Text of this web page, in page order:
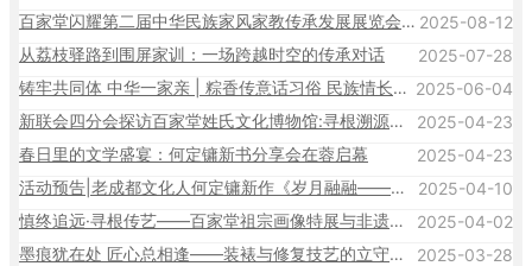
百家堂闪耀第二届中华民族家风家教传承发展展览会​：让家文化之光照亮更多心灵 2025-08-12
从荔枝驿路到围屏家训：一场跨越时空的传承对话
2025-07-28
铸牢共同体 中华一家亲 | 粽香传意话习俗 民族情长聚同心 2025-06-04
新联会四分会探访百家堂姓氏文化博物馆:寻根溯源话传承，共筑文化自信新纽带
2025-04-23
春日里的文学盛宴：何定镛新书分享会在蓉启幕
2025-04-23
活动预告|老成都文化人何定镛新作《岁月融融——何定镛作品选》分享会将在成都百家堂姓氏博物馆举行
2025-04-10
慎终追远·寻根传艺——百家堂祖宗画像特展与非遗修复技艺体验公益活动预告
2025-04-02
墨痕犹在处 匠心总相逢——装裱与修复技艺的立守之道
2025-03-28